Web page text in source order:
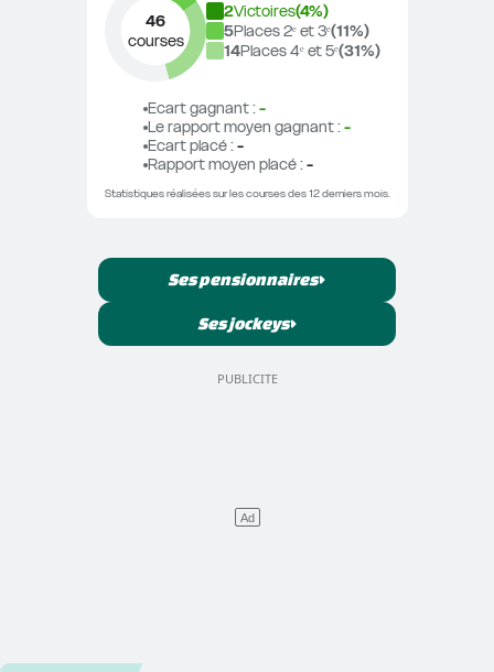
46
courses
2Victoires(4%)
5Places 2ᵉ et 3ᵉ(11%)
14Places 4ᵉ et 5ᵉ(31%)
Ecart gagnant : -
Le rapport moyen gagnant : -
Ecart placé : -
Rapport moyen placé : -
Statistiques réalisées sur les courses des 12 derniers mois.
Ses pensionnaires
Ses jockeys